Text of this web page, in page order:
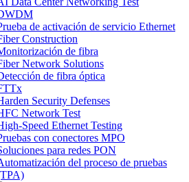
de activación de servicio Ethernet
Construction
de fibra
Network Solutions
de fibra óptica
Security Defenses
Network Test
Speed Ethernet Testing
con conectores MPO
para redes PON
del proceso de pruebas